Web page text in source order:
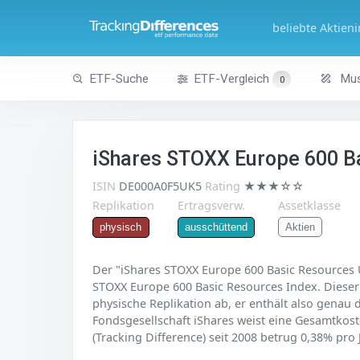
beliebte
ETF-Suche ETF-Vergleich 0
iShares STOXX Europe 600
ISIN DE000A0F5UK5 Rating ★★★☆☆
Replikation
physisch
Ertragsverw.
ausschüttend
Assetklasse
Aktien
Der "iShares STOXX Europe 600 Basic
STOXX Europe 600 Basic Resources Index.
physische Replikation ab, er enthält also genau
Fondsgesellschaft iShares weist eine
(Tracking Difference) seit 2008 betrug 0,38%